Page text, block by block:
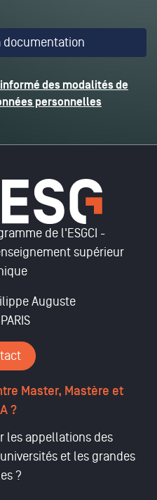
des modalités de
personnelles
de l'ESGCI -
supérieur
Auguste
Master, Mastère et
?
les appellations des
et les grandes
?